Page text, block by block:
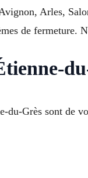
Arles,
de
Grès sont de